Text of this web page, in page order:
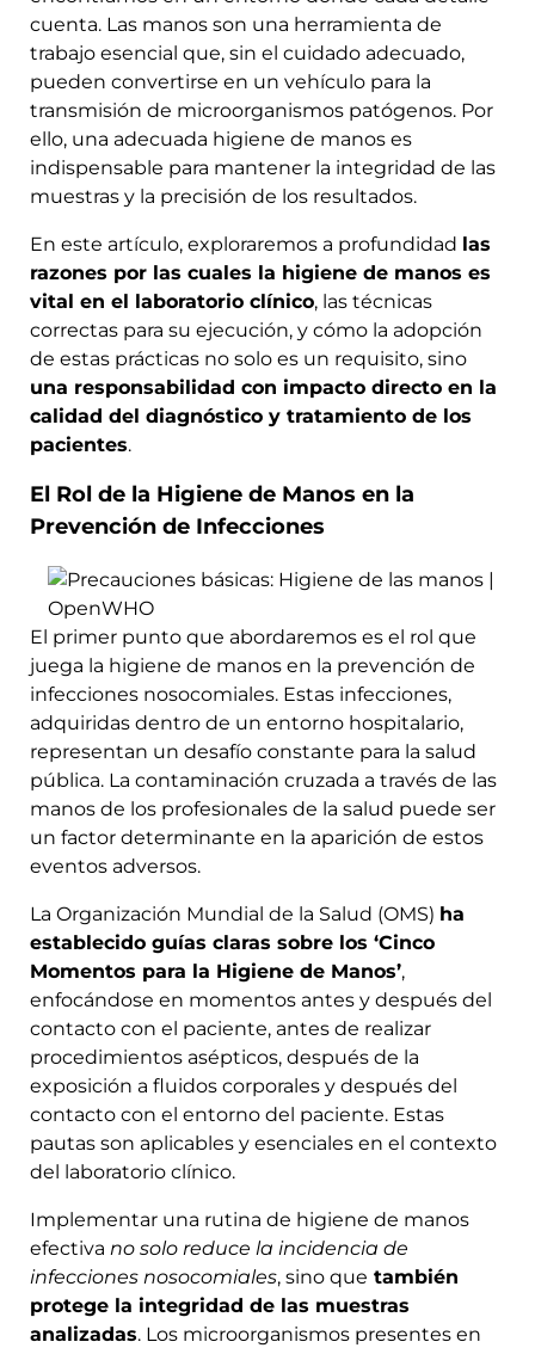
cuenta. Las manos son una herramienta de
trabajo esencial que, sin el cuidado adecuado,
pueden convertirse en un vehículo para la
transmisión de microorganismos patógenos. Por
ello, una adecuada higiene de manos es
indispensable para mantener la integridad de las
muestras y la precisión de los resultados.
En este artículo, exploraremos a profundidad las
razones por las cuales la higiene de manos es
vital en el laboratorio clínico, las técnicas
correctas para su ejecución, y cómo la adopción
de estas prácticas no solo es un requisito, sino
una responsabilidad con impacto directo en la
calidad del diagnóstico y tratamiento de los
pacientes.
El Rol de la Higiene de Manos en la
Prevención de Infecciones
El primer punto que abordaremos es el rol que
juega la higiene de manos en la prevención de
infecciones nosocomiales. Estas infecciones,
adquiridas dentro de un entorno hospitalario,
representan un desafío constante para la salud
pública. La contaminación cruzada a través de las
manos de los profesionales de la salud puede ser
un factor determinante en la aparición de estos
eventos adversos.
La Organización Mundial de la Salud (OMS) ha
establecido guías claras sobre los ‘Cinco
Momentos para la Higiene de Manos’,
enfocándose en momentos antes y después del
contacto con el paciente, antes de realizar
procedimientos asépticos, después de la
exposición a fluidos corporales y después del
contacto con el entorno del paciente. Estas
pautas son aplicables y esenciales en el contexto
del laboratorio clínico.
Implementar una rutina de higiene de manos
efectiva no solo reduce la incidencia de
infecciones nosocomiales, sino que también
protege la integridad de las muestras
analizadas. Los microorganismos presentes en